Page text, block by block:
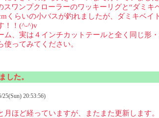
ワンプクローラーのワッキーリグと“ダミキ
くらいの小バスが釣れましたが、ダミキベイ
！！(^-^)v
ム、実は４インチカットテールと全く同じ形
ってみてください。
した。
20:53:56)
ほど経っていますが、またまた更新します。